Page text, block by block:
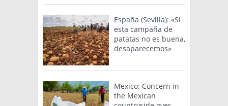
España (Sevilla): «Si
esta campaña de
patatas no es buena,
desaparecemos»
Mexico: Concern in
the Mexican